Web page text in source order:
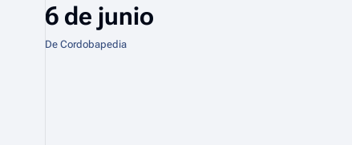
6 de junio
De Cordobapedia